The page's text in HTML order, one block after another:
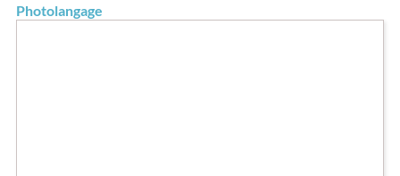
Photolangage